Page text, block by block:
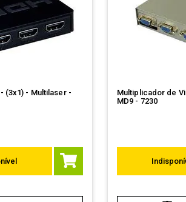
(3x1) - Multilaser -
Multiplicador de
MD9 - 7230